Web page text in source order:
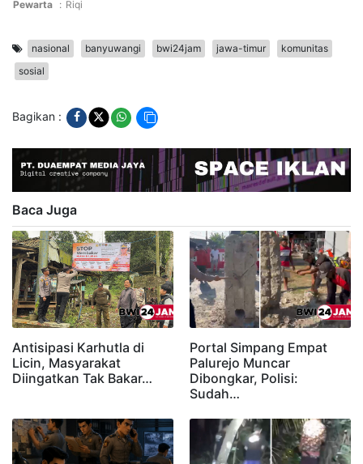
Pewarta : Riqi
nasional banyuwangi bwi24jam jawa-timur
komunitas
sosial
Bagikan :
Baca Juga
Antisipasi Karhutla di
Licin, Masyarakat
Diingatkan Tak Bakar…
Portal Simpang Empat
Palurejo Muncar
Dibongkar, Polisi:
Sudah…